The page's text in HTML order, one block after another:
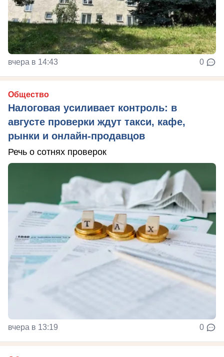
вчера в 14:43 0
Общество
Налоговая усиливает контроль: в
августе проверки ждут такси, кафе,
рынки и онлайн-продавцов
Речь о сотнях проверок
вчера в 13:19 0